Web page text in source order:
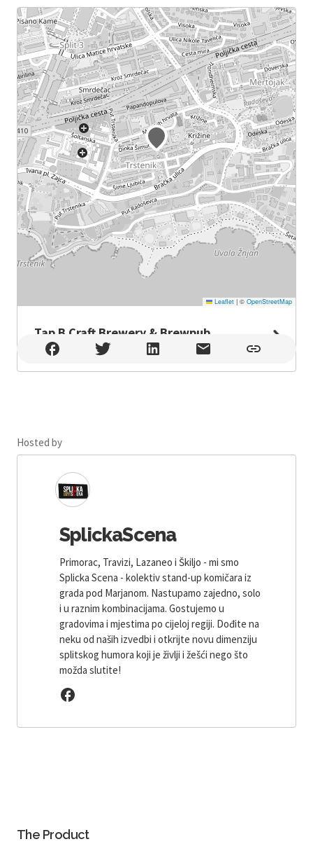
Leaflet |© OpenStreetMap
Tap B Craft Brewery & Brewpub
Tap B Craft Brewery & Brewpub , Split
Hosted by
SplickaScena
Primorac, Travizi, Lazaneo i Škiljo - mi smo
Splicka Scena - kolektiv stand-up komičara iz
grada pod Marjanom. Nastupamo zajedno, solo
i u raznim kombinacijama. Gostujemo u
gradovima i mjestima po cijeloj regiji. Dođite na
neku od naših izvedbi i otkrijte novu dimenziju
splitskog humora koji je življi i žešći nego što
možda slutite!
The Product